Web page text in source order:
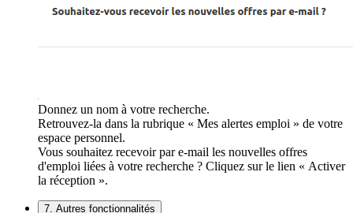
Donnez un nom à votre recherche.
Retrouvez-la dans la rubrique « Mes alertes emploi » de votre
espace personnel.
Vous souhaitez recevoir par e-mail les nouvelles offres
d'emploi liées à votre recherche ? Cliquez sur le lien « Activer
la réception ».
7. Autres fonctionnalités